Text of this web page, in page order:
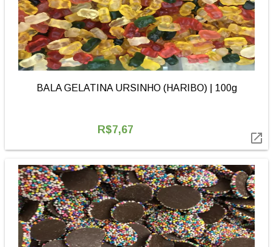
BALA GELATINA URSINHO (HARIBO) | 100g
R$7,67
